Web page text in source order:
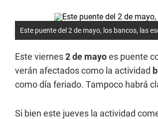
Este puente del 2 de mayo, los bancos, las
Este viernes2 de mayoes puente
verán afectados como la actividad
como día feriado. Tampoco habrá
Si bien este jueves la actividad